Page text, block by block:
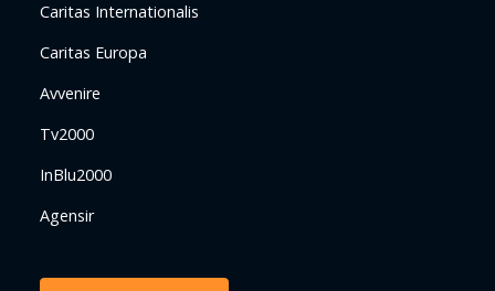
Caritas Internationalis
Caritas Europa
Avvenire
Tv2000
InBlu2000
Agensir